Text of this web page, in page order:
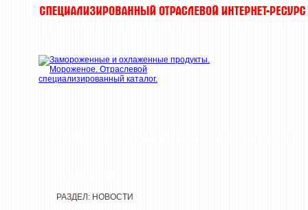
РАЗДЕЛ: НОВОСТИ